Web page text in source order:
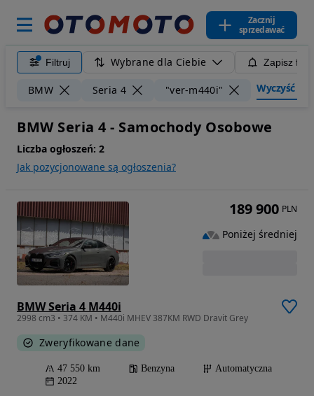
Zacznij
sprzedawać
Filtruj Wybrane dla Ciebie Zapisz
BMW Seria 4 "ver-m440i" Wyczyść
BMW Seria 4 - Samochody Osobowe
Liczba ogłoszeń: 2
Jak pozycjonowane są ogłoszenia?
BMW Seria 4 M440i
2998 cm3 • 374 KM • M440i MHEV 387KM RWD Dravit Grey
Zweryfikowane dane
47 550 km Benzyna
Automatyczna
2022
189 900 PLN
Poniżej średniej